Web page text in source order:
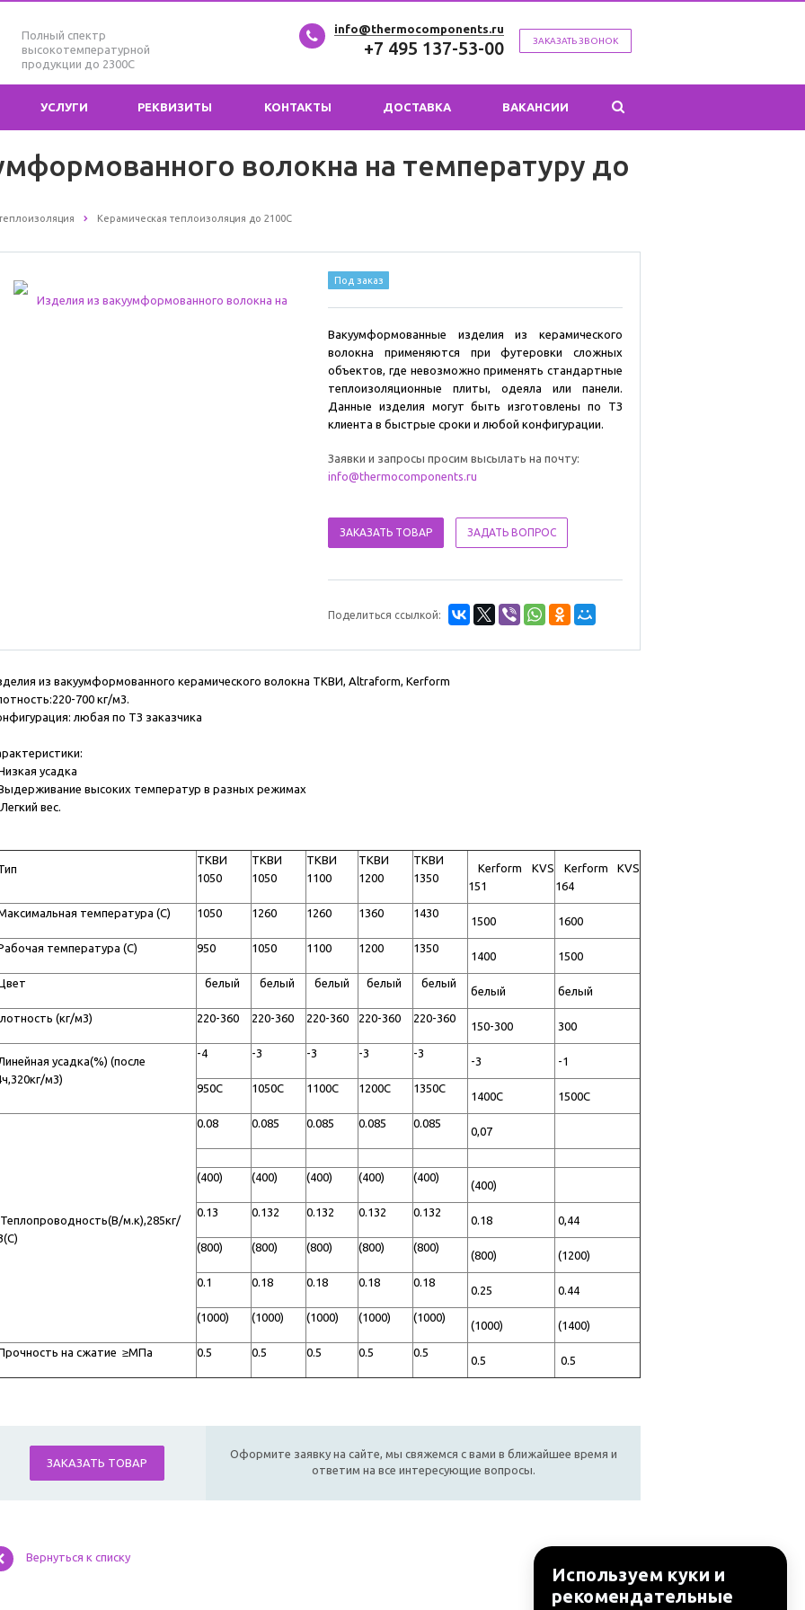
Полный спектр
высокотемпературной
продукции до 2300С
ЗАКАЗАТЬ ЗВОНОК
info@thermocomponents.ru
+7 495 137-53-00
УСЛУГИ РЕКВИЗИТЫ КОНТАКТЫ ДОСТАВКА ВАКАНСИИ
волокна на температуру до
Керамическая теплоизоляция до 2100С
Под заказ
Вакуумформованные изделия из керамического
волокна применяются при футеровки сложных
объектов, где невозможно применять стандартные
теплоизоляционные плиты, одеяла или панели.
Данные изделия могут быть изготовлены по ТЗ
клиента в быстрые сроки и любой конфигурации.
Заявки и запросы просим высылать на почту:
info@thermocomponents.ru
ЗАКАЗАТЬ ТОВАР ЗАДАТЬ ВОПРОС
Поделиться ссылкой:
из вакуумформованного керамического волокна ТКВИ, Altraform, Kerform
700 кг/м3.
любая по ТЗ заказчика
усадка
высоких температур в разных режимах
вес.
ТКВИ
1050
ТКВИ
1050
ТКВИ
1100
ТКВИ
1200
ТКВИ
1350
Kerform KVS
151
Kerform KVS
164
температура (C) 1050 1260 1260 1360 1430
1500 1600
температура (C) 950 1050 1100 1200 1350
1400 1500
белый белый белый белый белый
белый белый
(кг/м3) 220-360 220-360 220-360 220-360 220-360
150-300 300
усадка(%) (после
м3)
-4 -3 -3 -3 -3
-3 -1
950C 1050C 1100C 1200C 1350C
1400С 1500С
м.к),285кг/
0.08 0.085 0.085 0.085 0.085
0,07
(400) (400) (400) (400) (400)
(400)
0.13 0.132 0.132 0.132 0.132
0.18 0,44
(800) (800) (800) (800) (800)
(800) (1200)
0.1 0.18 0.18 0.18 0.18
0.25 0.44
(1000) (1000) (1000) (1000) (1000)
(1000) (1400)
на сжатие ≥МПa 0.5 0.5 0.5 0.5 0.5
0.5 0.5
ЗАКАЗАТЬ ТОВАР
Оформите заявку на сайте, мы свяжемся с вами в ближайшее время и
ответим на все интересующие вопросы.
Вернуться к списку
Используем куки и
рекомендательные